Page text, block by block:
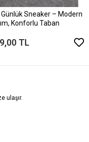
Günlük Sneaker – Modern
Konforlu Taban
TL
ulaşır.